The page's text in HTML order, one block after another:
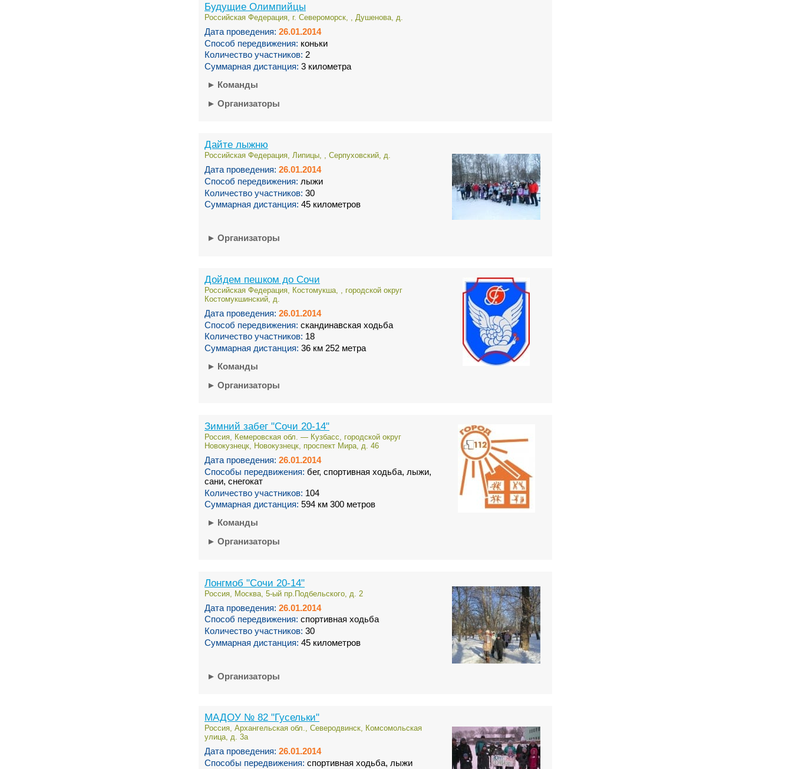
Будущие Олимпийцы
Российская Федерация, г. Североморск, , Душенова, д.
Дата проведения: 26.01.2014
Способ передвижения: коньки
Количество участников: 2
Суммарная дистанция: 3 километра
► Команды
► Организаторы
Дайте лыжню
Российская Федерация, Липицы, , Серпуховский, д.
Дата проведения: 26.01.2014
Способ передвижения: лыжи
Количество участников: 30
Суммарная дистанция: 45 километров
► Организаторы
Дойдем пешком до Сочи
Российская Федерация, Костомукша, , городской округ
Костомукшинский, д.
Дата проведения: 26.01.2014
Способ передвижения: скандинавская ходьба
Количество участников: 18
Суммарная дистанция: 36 км 252 метра
► Команды
► Организаторы
Зимний забег "Сочи 20-14"
Россия, Кемеровская обл. — Кузбасс, городской округ
Новокузнецк, Новокузнецк, проспект Мира, д. 46
Дата проведения: 26.01.2014
Способы передвижения: бег, спортивная ходьба, лыжи,
сани, снегокат
Количество участников: 104
Суммарная дистанция: 594 км 300 метров
► Команды
► Организаторы
Лонгмоб "Сочи 20-14"
Россия, Москва, 5-ый пр.Подбельского, д. 2
Дата проведения: 26.01.2014
Способ передвижения: спортивная ходьба
Количество участников: 30
Суммарная дистанция: 45 километров
► Организаторы
МАДОУ № 82 "Гусельки"
Россия, Архангельская обл., Северодвинск, Комсомольская
улица, д. 3а
Дата проведения: 26.01.2014
Способы передвижения: спортивная ходьба, лыжи